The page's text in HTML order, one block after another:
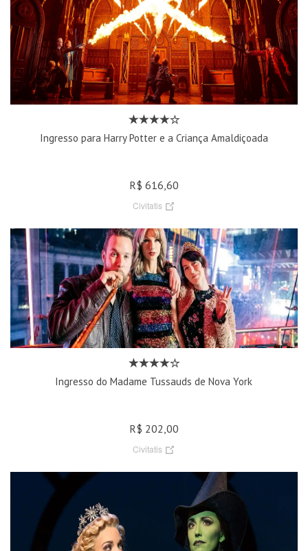
Ingresso para Harry Potter e a Criança Amaldiçoada
R$ 616,60
Civitatis
Ingresso do Madame Tussauds de Nova York
R$ 202,00
Civitatis